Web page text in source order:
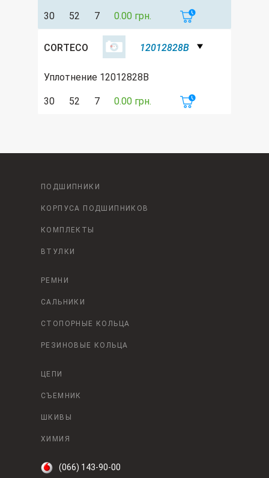
30 52 7 0.00 грн.
CORTECO 12012828B
Уплотнение 12012828B
30 52 7 0.00 грн.
ПОДШИПНИКИ
КОРПУСА ПОДШИПНИКОВ
КОМПЛЕКТЫ
ВТУЛКИ
РЕМНИ
САЛЬНИКИ
СТОПОРНЫЕ КОЛЬЦА
РЕЗИНОВЫЕ КОЛЬЦА
ЦЕПИ
СЪЕМНИК
ШКИВЫ
ХИМИЯ
(066) 143-90-00